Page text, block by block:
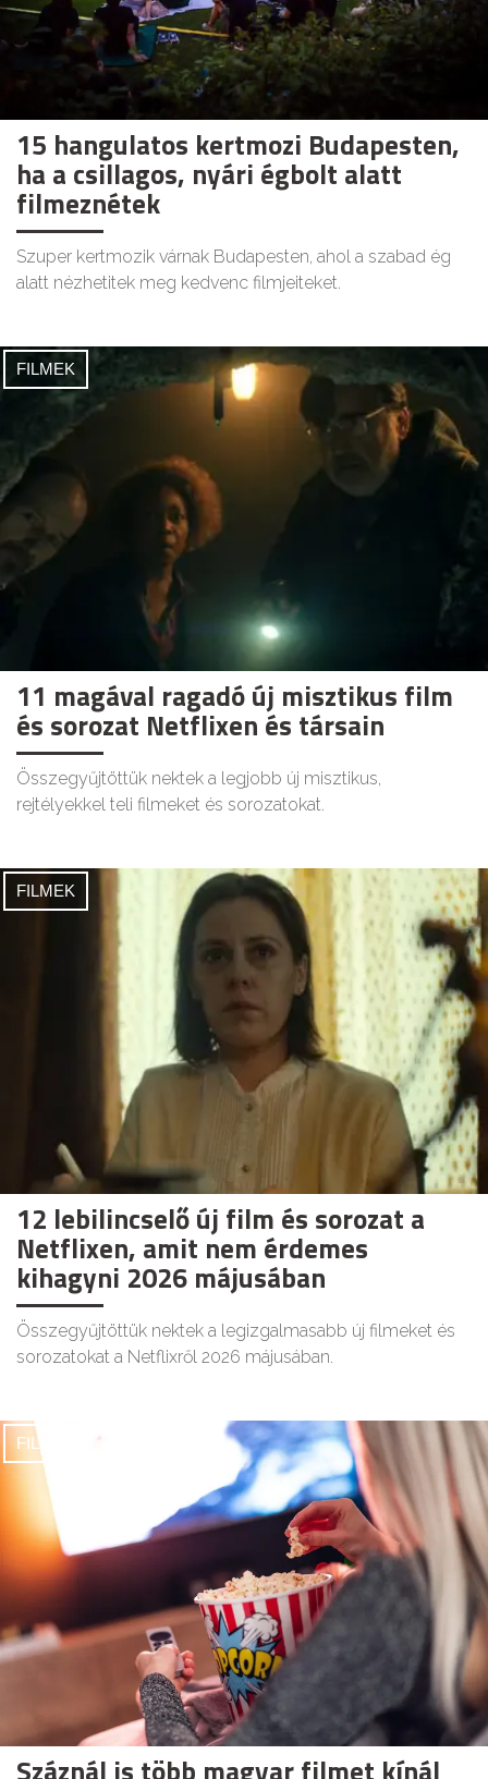
15 hangulatos kertmozi Budapesten,
ha a csillagos, nyári égbolt alatt
filmeznétek
Szuper kertmozik várnak Budapesten, ahol a szabad ég
alatt nézhetitek meg kedvenc filmjeiteket.
FILMEK
11 magával ragadó új misztikus film
és sorozat Netflixen és társain
Összegyűjtöttük nektek a legjobb új misztikus,
rejtélyekkel teli filmeket és sorozatokat.
FILMEK
12 lebilincselő új film és sorozat a
Netflixen, amit nem érdemes
kihagyni 2026 májusában
Összegyűjtöttük nektek a legizgalmasabb új filmeket és
sorozatokat a Netflixről 2026 májusában.
FILMEK